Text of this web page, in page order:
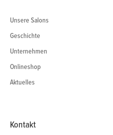
Unsere Salons
Geschichte
Unternehmen
Onlineshop
Aktuelles
Kontakt